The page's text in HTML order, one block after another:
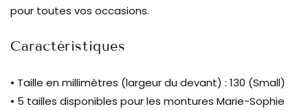
pour toutes vos occasions.
Caractéristiques
• Taille en millimètres (largeur du devant) : 130 (Small)
• 5 tailles disponibles pour les montures Marie-Sophie